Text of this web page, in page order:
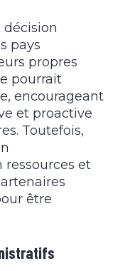
pays
propres
pourrait
encourageant
et proactive
Toutefois,
et
être